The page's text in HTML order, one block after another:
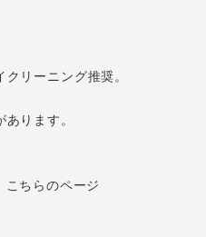
クリーニング推奨。
ります。
ちらのページ